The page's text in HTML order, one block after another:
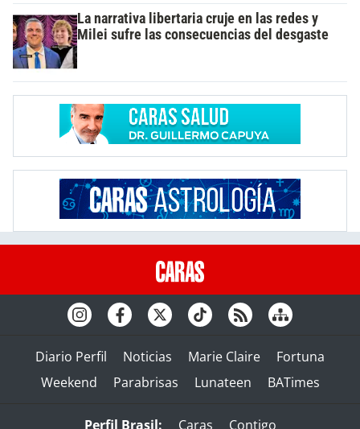
La narrativa libertaria cruje en las redes y
Milei sufre las consecuencias del desgaste
Diario Perfil Noticias Marie Claire
Fortuna
Weekend
Parabrisas Lunateen BATimes
Perfil Brasil: Caras Contigo